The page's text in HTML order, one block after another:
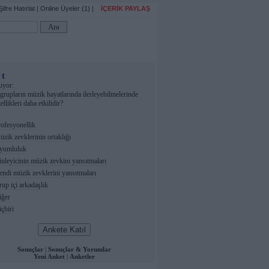
Şifre Hatırlat | Online Üyeler (1) | İÇERİK PAYLAŞ
müzik hayatlarında ilerleyebilmelerinde
daha etkilidir?
zevklerinin ortaklığı
müzik zevkini yansıtmaları
müzik zevklerini yansıtmaları
içi arkadaşlık
Sonuçlar| Sonuçlar & Yorumlar
Yeni Anket
Anketler